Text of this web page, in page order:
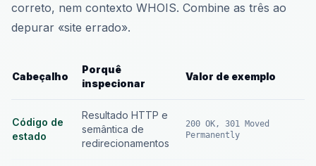
correto, nem contexto WHOIS. Combine as três ao
depurar «site errado».
Cabeçalho
Porquê
inspecionar
Valor de exemplo
Código de
estado
Resultado HTTP e
semântica de
redirecionamentos
200 OK, 301 Moved
Permanently